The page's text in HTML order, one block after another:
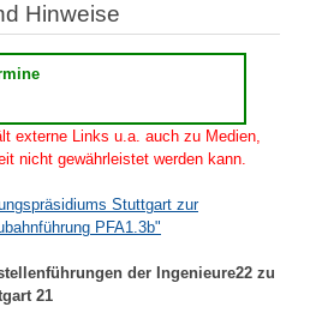
Hinweise
externe Links u.a. auch zu Medien,
nicht gewährleistet werden kann.
Stuttgart zur
PFA1.3b"
der Ingenieure22 zu
21